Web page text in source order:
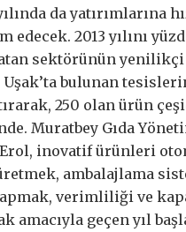
da yatırımlarına
edecek. 2013 yılını
sektörünün yenilikçi
Uşak’ta bulunan
250 olan ürün
Muratbey Gıda
Erol, inovatif ürünleri
ambalajlama
verimliliği ve
amacıyla geçen yıl